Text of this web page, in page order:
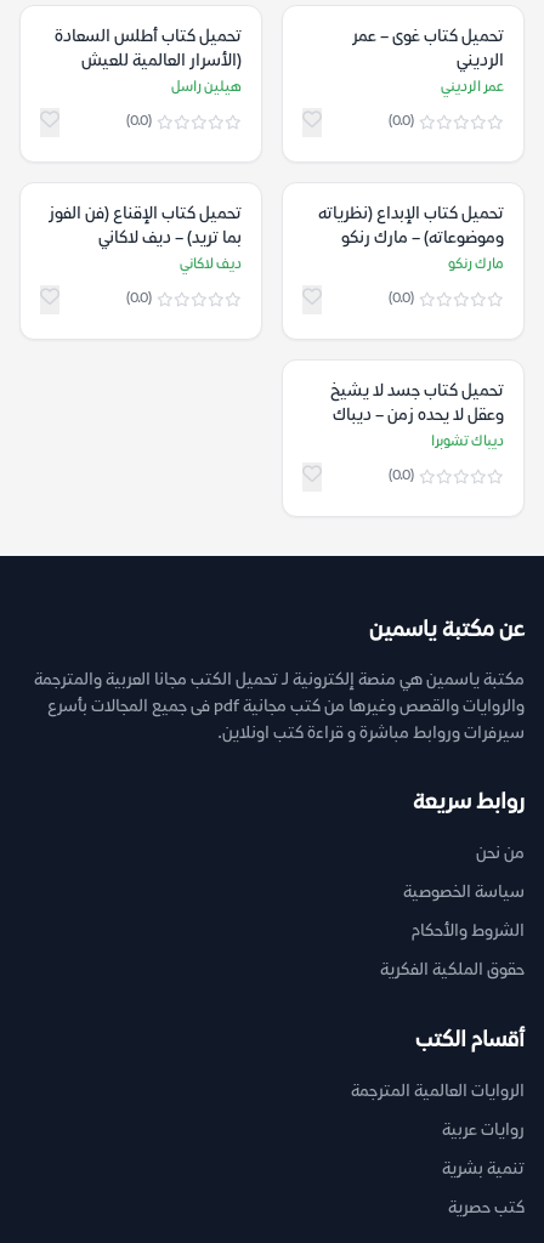
تحميل كتاب غوى – عمر
الرديني
عمر الرديني
(0.0)
تحميل كتاب أطلس السعادة
(الأسرار العالمية للعيش
بسعادة) – هيلين راسل
هيلين راسل
(0.0)
تحميل كتاب الإبداع (نظرياته
وموضوعاته) – مارك رنكو
مارك رنكو
(0.0)
تحميل كتاب الإقناع (فن الفوز
بما تريد) – ديف لاكاني
ديف لاكاني
(0.0)
تحميل كتاب جسد لا يشيخ
وعقل لا يحده زمن – ديباك
تشوبرا
ديباك تشوبرا
(0.0)
عن مكتبة ياسمين
مكتبة ياسمين هي منصة إلكترونية لـ تحميل الكتب مجانا العربية والمترجمة
والروايات والقصص وغيرها من كتب مجانية pdf فى جميع المجالات بأسرع
سيرفرات وروابط مباشرة و قراءة كتب اونلاين.
روابط سريعة
من نحن
سياسة الخصوصية
الشروط والأحكام
حقوق الملكية الفكرية
أقسام الكتب
الروايات العالمية المترجمة
روايات عربية
تنمية بشرية
كتب حصرية